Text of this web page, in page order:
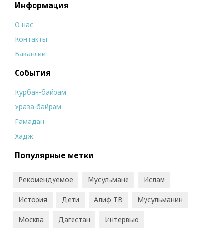
Информация
О нас
Контакты
Вакансии
События
Курбан-байрам
Ураза-байрам
Рамадан
Хадж
Популярные метки
Рекомендуемое Мусульмане Ислам
История Дети Алиф ТВ Мусульманин
Москва Дагестан Интервью